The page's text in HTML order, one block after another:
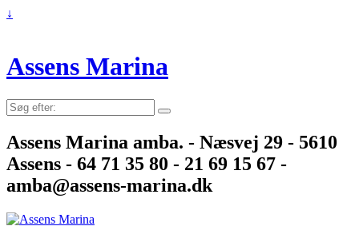
↓
Assens Marina
Søg
efter:
Assens Marina amba. - Næsvej 29 - 5610
Assens - 64 71 35 80 - 21 69 15 67 -
amba@assens-marina.dk